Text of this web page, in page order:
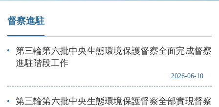
督察進駐
2026-06-10
第三輪第六批中央生態環境保護督察全面完成督察
進駐階段工作
第三輪第六批中央生態環境保護督察全部實現督察